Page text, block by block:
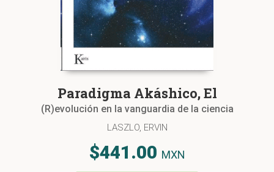
Paradigma Akáshico, El
(R)evolución en la vanguardia de la ciencia
LASZLO, ERVIN
$441.00 MXN